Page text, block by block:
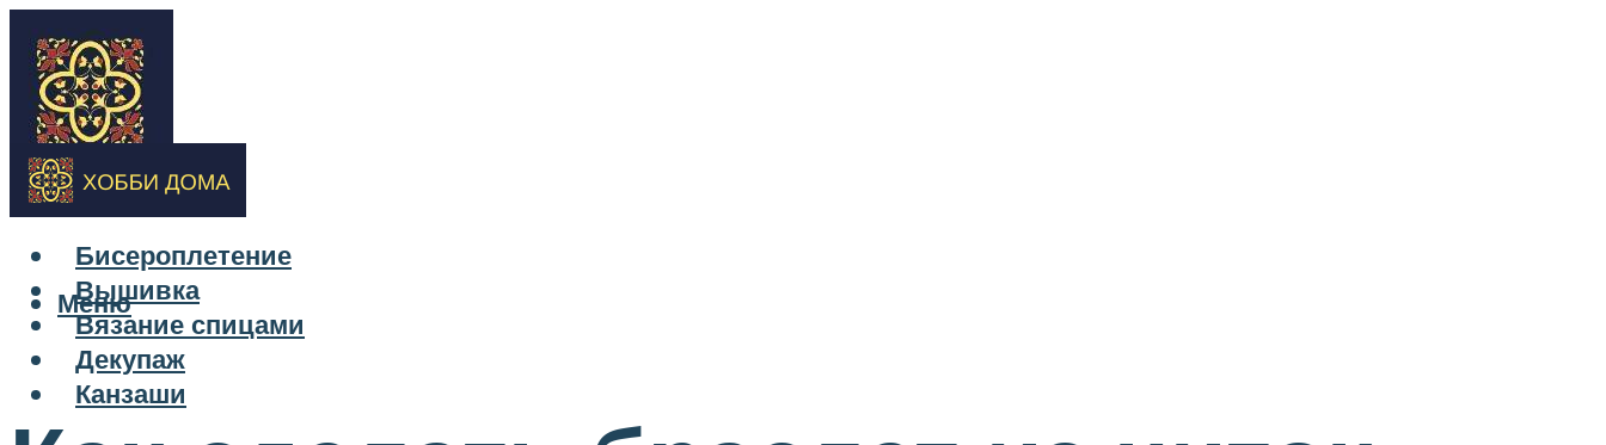
Бисероплетение
Вышивка
Вязание спицами
Декупаж
Канзаши
Меню